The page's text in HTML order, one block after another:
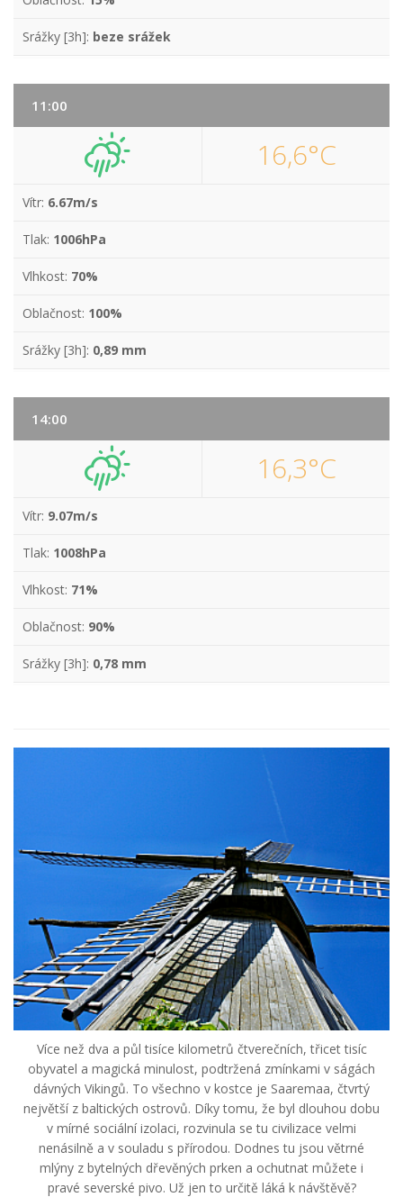
Srážky [3h]: beze srážek
11:00
16,6°C
Vítr: 6.67m/s
Tlak: 1006hPa
Vlhkost: 70%
Oblačnost: 100%
Srážky [3h]: 0,89 mm
14:00
16,3°C
Vítr: 9.07m/s
Tlak: 1008hPa
Vlhkost: 71%
Oblačnost: 90%
Srážky [3h]: 0,78 mm
Více než dva a půl tisíce kilometrů čtverečních, třicet tisíc
obyvatel a magická minulost, podtržená zmínkami v ságách
dávných Vikingů. To všechno v kostce je Saaremaa, čtvrtý
největší z baltických ostrovů. Díky tomu, že byl dlouhou dobu
v mírné sociální izolaci, rozvinula se tu civilizace velmi
nenásilně a v souladu s přírodou. Dodnes tu jsou větrné
mlýny z bytelných dřevěných prken a ochutnat můžete i
pravé severské pivo. Už jen to určitě láká k návštěvě?